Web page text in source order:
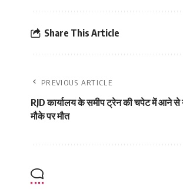
Share This Article
PREVIOUS ARTICLE
RJD कार्यालय के समीप ट्रेन की चपेट में आने
मौके पर मौत